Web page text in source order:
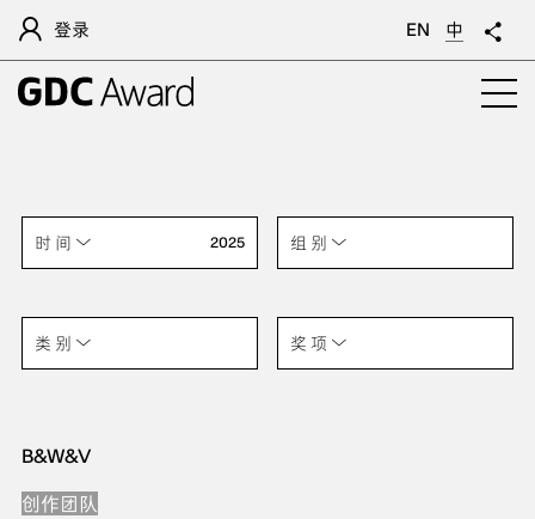
登录 EN 中
时 间 2025 组 别
类 别 奖 项
B&W&V
创作团队